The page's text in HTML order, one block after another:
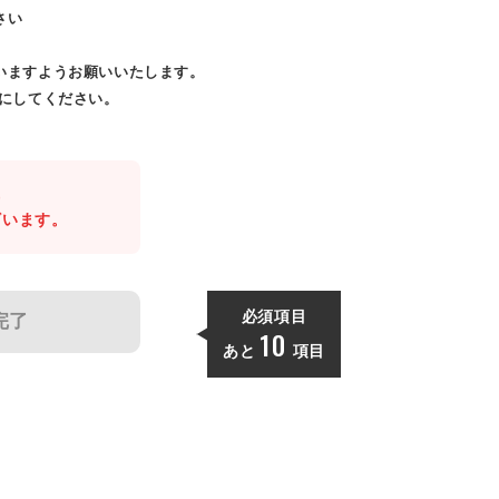
い
すようお願いいたします。
してください。
ます。
了 必須項目
あと 10 項目